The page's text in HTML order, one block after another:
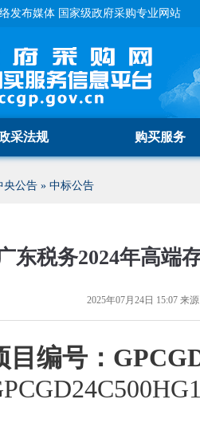
发布媒体 国家级政府采购专业网站
采法规 购买服务
央公告 » 中标公告
东税务2024年高端
2025年07月24日 15:07 来
目编号：